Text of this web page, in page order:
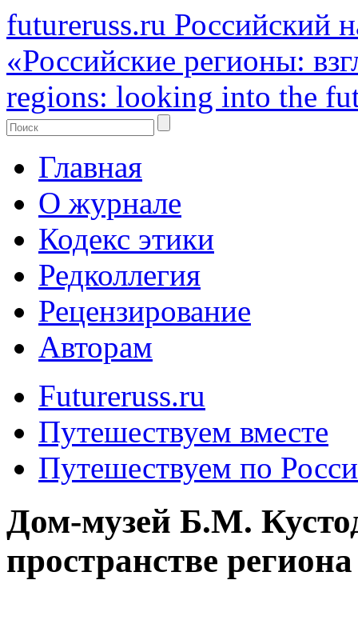
futureruss.ru Российский
«Российские регионы:
regions: looking into the
Главная
О журнале
Кодекс этики
Редколлегия
Рецензирование
Авторам
Futureruss.ru
Путешествуем вместе
Путешествуем по
Дом-музей Б.М.
пространстве региона